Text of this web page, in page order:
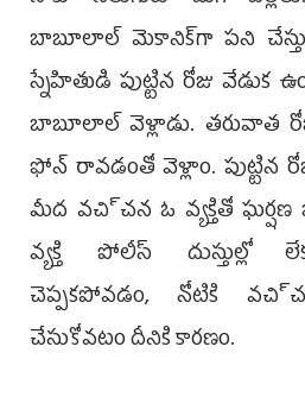
బాబూలాల్‌ మెకానిక్‌గా పని
స్నేహితుడి పుట్టిన రోజు
బాబూలాల్‌ వెళ్లాడు. తరువాత
ఫోన్‌ రావడంతో వెళ్లాం. పుట్టిన
మీద వచి్చన ఓ వ్యక్తితో ఘర్షణ
వ్యక్తి పోలీస్‌ దుస్తుల్లో
చెప్పకపోవడం, నోటికి
చేసుకోవటం దీనికి కారణం.